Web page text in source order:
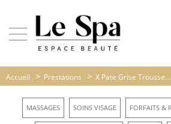
Accueil > Prestations > X Pate Grise Trousse...
MASSAGES SOINS VISAGE FORFAITS &